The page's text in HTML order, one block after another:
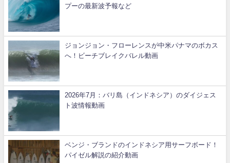
プーの最新波予報など
ジョンジョン・フローレンスが中米パナマのボカス
へ！ビーチブレイクバレル動画
2026年7月：バリ島（インドネシア）のダイジェス
ト波情報動画
ベンジ・ブランドのインドネシア用サーフボード！
パイゼル解説の紹介動画